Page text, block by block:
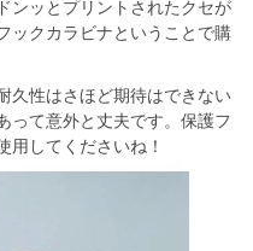
ンッとプリントされたクセが
ックカラビナということで購
久性はさほど期待はできない
って意外と丈夫です。保護フ
用してくださいね！